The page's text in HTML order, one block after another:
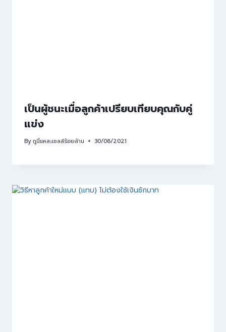
เป็นผู้ชนะเมื่อลูกค้าเปรียบเทียบคุณกับคู่
แข่ง
Byกูนี่แหละเซลล์ร้อยล้าน 30/08/2021